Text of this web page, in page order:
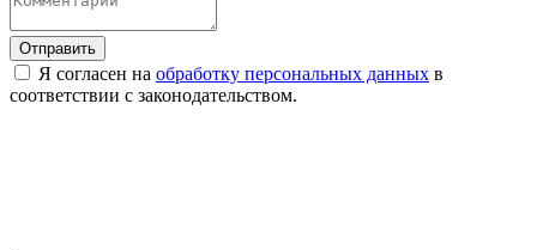
Я согласен на обработку персональных данных в
соответствии с законодательством.